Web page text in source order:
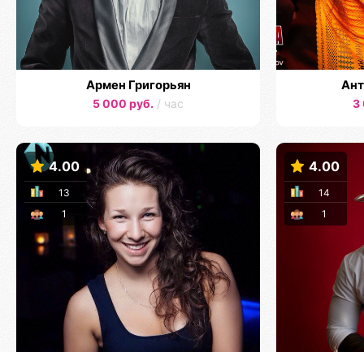
Армен Григорьян
5 000 руб. / час 3
4.00
1
13
4.00
1
14